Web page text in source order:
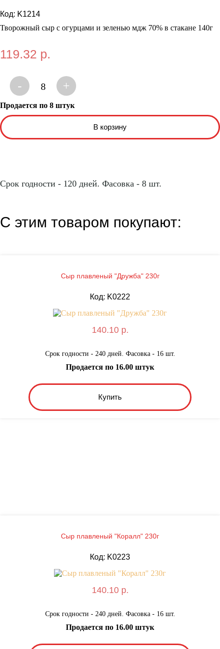
Код: K1214
Творожный сыр с огурцами и зеленью мдж 70% в стакане 140г
119.32 р.
- 8 +
Продается по 8 штук
Срок годности - 120 дней. Фасовка - 8 шт.
С этим товаром покупают:
Сыр плавленый "Дружба" 230г
Код: K0222
140.10 р.
Срок годности - 240 дней. Фасовка - 16 шт.
Купить
Продается по 16.00 штук
Сыр плавленый "Коралл" 230г
Код: K0223
140.10 р.
Срок годности - 240 дней. Фасовка - 16 шт.
Продается по 16.00 штук